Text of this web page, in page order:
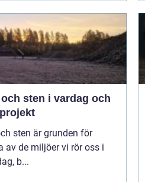
sten i vardag och
sten är grunden för
av de miljöer vi rör oss i
b...